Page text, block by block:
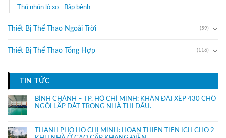
Thú nhún lò xo - Bập bênh
Thiết Bị Thể Thao Ngoài Trời (59)
Thiết Bị Thể Thao Tổng Hợp (116)
TIN TỨC
BÌNH CHÁNH – TP. HỒ CHÍ MINH: KHÁN ĐÀI XẾP 430 CHỔ
NGỒI LẮP ĐẶT TRONG NHÀ THI ĐẤU.
THÀNH PHỐ HỒ CHÍ MINH: HOÀN THIỆN TIỆN ÍCH CHO 2